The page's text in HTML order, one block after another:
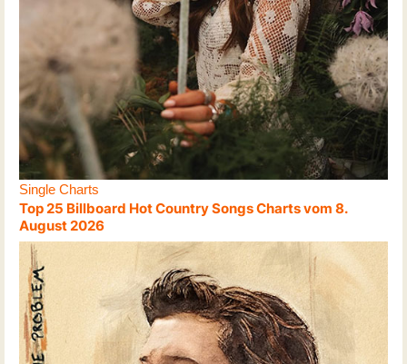
Single Charts
Top 25 Billboard Hot Country Songs Charts vom 8.
August 2026